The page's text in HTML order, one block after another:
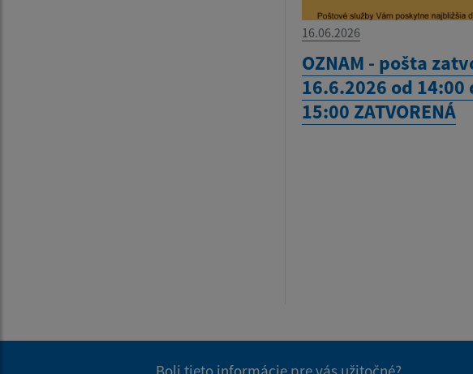
16.06.2026
OZNAM - pošta
16.6.2026 od 14:00
15:00 ZATVORENÁ